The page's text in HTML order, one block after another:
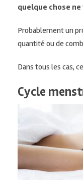
quelque chose ne
Probablement un
quantité ou de
Dans tous les cas,
Cycle